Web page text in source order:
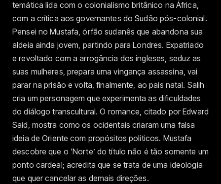
temática lida com o colonialismo britânico na África,
com a crítica aos governantes do Sudão pós-colonial.
Pensei no Mustafa, órfão sudanês que abandona sua
aldeia ainda jovem, partindo para Londres. Expatriado
e revoltado com a arrogância dos ingleses, seduz as
suas mulheres, prepara uma vingança assassina, vai
parar na prisão e volta, finalmente, ao país natal. Salih
cria um personagem que experimenta as dificuldades
do diálogo transcultural. O romance, citado por Edward
Said, mostra como os ocidentais criaram uma falsa
ideia de Oriente com propósitos políticos. Mustafa
descobre que o ‘Norte’ do título não é tão somente um
ponto cardeal; acredita que se trata de uma ideologia
que quer cancelar as demais direções.